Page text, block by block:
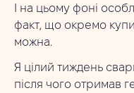
І на цьому фоні
факт, що окремо
можна.
Я цілий тиждень
після чого отримав